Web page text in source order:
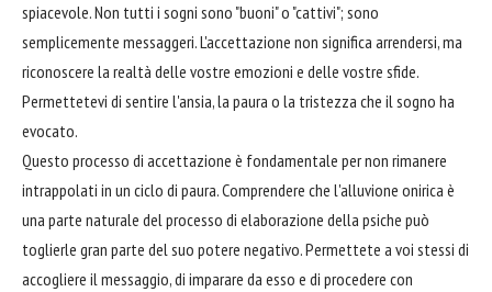
spiacevole. Non tutti i sogni sono "buoni" o "cattivi"; sono
semplicemente messaggeri. L'accettazione non significa arrendersi, ma
riconoscere la realtà delle vostre emozioni e delle vostre sfide.
Permettetevi di sentire l'ansia, la paura o la tristezza che il sogno ha
evocato.
Questo processo di accettazione è fondamentale per non rimanere
intrappolati in un ciclo di paura. Comprendere che l'alluvione onirica è
una parte naturale del processo di elaborazione della psiche può
toglierle gran parte del suo potere negativo. Permettete a voi stessi di
accogliere il messaggio, di imparare da esso e di procedere con